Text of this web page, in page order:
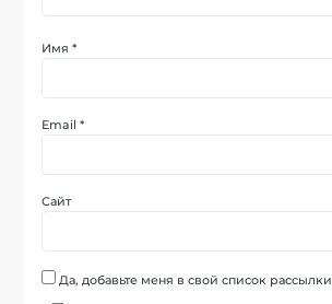
Имя*
Email*
Сайт
Да, добавьте меня в свой список рассылки